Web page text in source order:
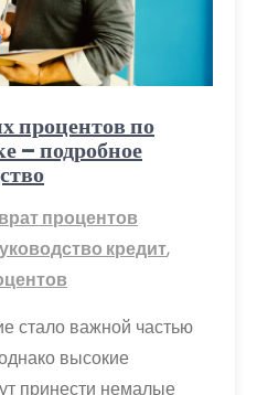
процентов по
– подробное
процентов
кредит,
стало важной частью
высокие
принести немалые